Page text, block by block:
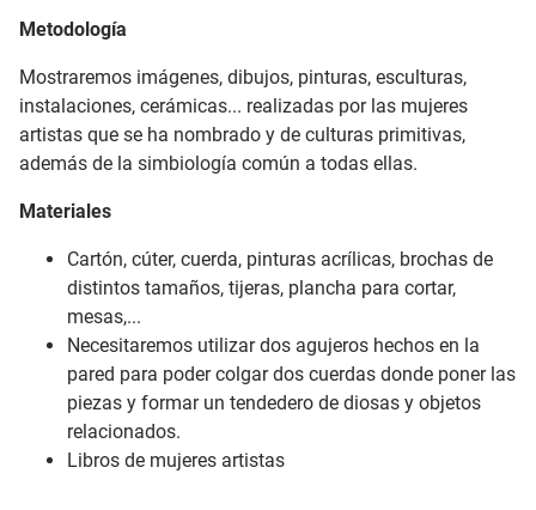
Metodología
Mostraremos imágenes, dibujos, pinturas, esculturas,
instalaciones, cerámicas... realizadas por las mujeres
artistas que se ha nombrado y de culturas primitivas,
además de la simbiología común a todas ellas.
Materiales
Cartón, cúter, cuerda, pinturas acrílicas, brochas de
distintos tamaños, tijeras, plancha para cortar,
mesas,...
Necesitaremos utilizar dos agujeros hechos en la
pared para poder colgar dos cuerdas donde poner las
piezas y formar un tendedero de diosas y objetos
relacionados.
Libros de mujeres artistas